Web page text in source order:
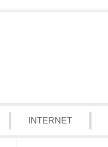
INTERNET